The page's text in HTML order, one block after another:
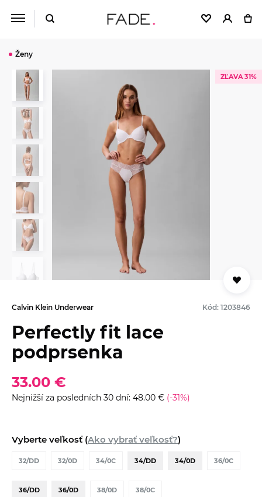
Ženy
ZĽAVA 31%
Calvin Klein Underwear Kód: 1203846
Perfectly fit lace
podprsenka
33.00 €
Nejnižší za posledních 30 dní: 48.00 € (-31%)
Vyberte veľkosť (Ako vybrať veľkosť?)
32/DD 32/0D 34/0C 34/DD 34/0D 36/0C
36/DD 36/0D 38/0D 38/0C